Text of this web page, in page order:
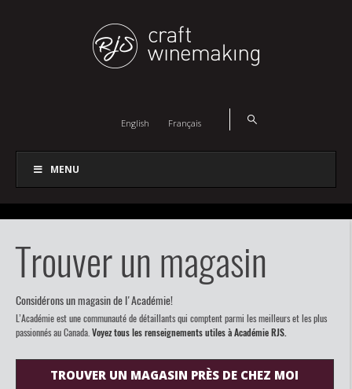
English Français
MENU
Trouver un magasin
Considérons un magasin de l'Académie!
L’Académie est une communauté de détaillants qui comptent parmi les meilleurs et les plus
passionnés au Canada. Voyez tous les renseignements utiles à Académie RJS.
TROUVER UN MAGASIN PRÈS DE CHEZ MOI